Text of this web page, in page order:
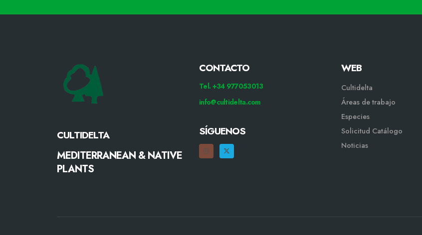
CULTIDELTA
MEDITERRANEAN & NATIVE
PLANTS
CONTACTO
Tel. +34 977053013
info@cultidelta.com
SÍGUENOS
WEB
Cultidelta
Áreas de trabajo
Especies
Solicitud Catálogo
Noticias